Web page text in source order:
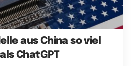
aus China so viel
ChatGPT